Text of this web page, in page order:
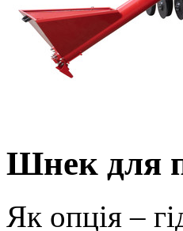
Шнек для
Як опція –